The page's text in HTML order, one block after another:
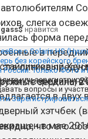
слегка
форма
в
оптика
зеркала,
что его
с середины
в двух
хэтчбек
в мае
нравится
Все о Solaris HS
без корейского
России. Только Фото и
или
вопросы и
Зарегистрироваться